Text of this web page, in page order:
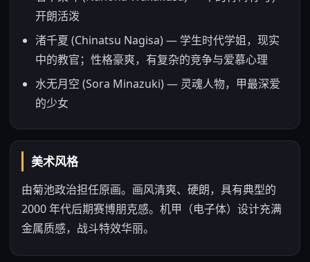
开朗活泼
渚千夏 (Chinatsu Nagisa) — 学生时代学姐，现实
中的教官；性格豪爽，有复杂的竞争与爱慕心理
水无月空 (Sora Minazuki) — 灵魂人物，甲最深爱
的少女
美术风格
由菊池政治担任原画。画风清爽、硬朗，具有典型的
2000 年代后期赛博朋克感。机甲（电子体）设计充满
金属质感，战斗特效华丽。